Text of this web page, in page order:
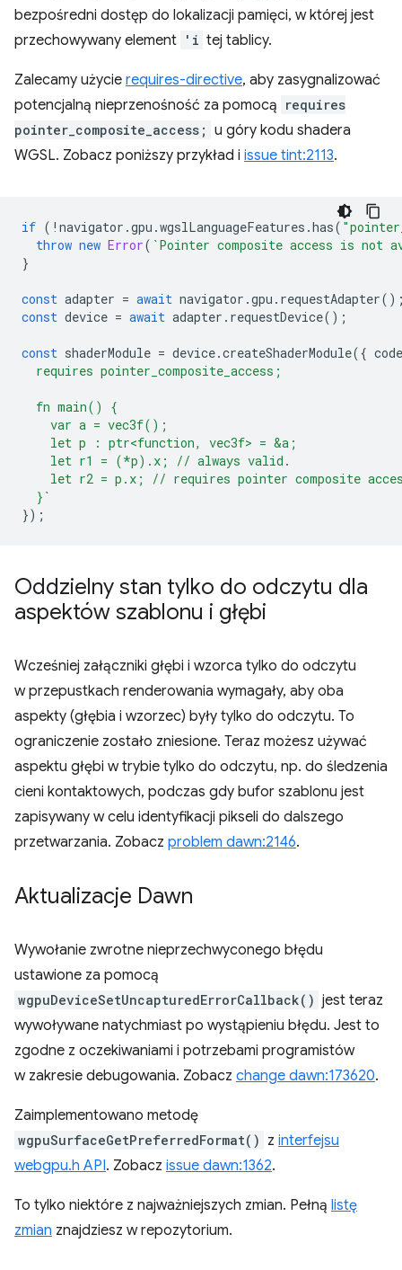
bezpośredni dostęp do lokalizacji pamięci, w której jest
przechowywany element 'i tej tablicy.
Zalecamy użycie requires-directive, aby zasygnalizować
potencjalną nieprzenośność za pomocą requires
pointer_composite_access; u góry kodu shadera
WGSL. Zobacz poniższy przykład i issue tint:2113.
if ( ! navigator .gpu .wgslLanguageFeatures .has(
throw new Error( `Pointer composite access is not
}
const adapter = await navigator .gpu . requestAdapter
const device = await adapter . requestDevice();
const shaderModule = device.createShaderModule({ code
  requires pointer_composite_access;
  fn main() {
    var a = vec3f();
    let p : ptr<function, vec3f> = &a;
    let r1 = (*p).x; // always valid.
let r2 = p.x; // requires pointer composite
  }`
});
Oddzielny stan tylko do odczytu dla
aspektów szablonu i głębi
Wcześniej załączniki głębi i wzorca tylko do odczytu
w przepustkach renderowania wymagały, aby oba
aspekty (głębia i wzorzec) były tylko do odczytu. To
ograniczenie zostało zniesione. Teraz możesz używać
aspektu głębi w trybie tylko do odczytu, np. do śledzenia
cieni kontaktowych, podczas gdy bufor szablonu jest
zapisywany w celu identyfikacji pikseli do dalszego
przetwarzania. Zobacz problem dawn:2146.
Aktualizacje Dawn
Wywołanie zwrotne nieprzechwyconego błędu
ustawione za pomocą
wgpuDeviceSetUncapturedErrorCallback() jest teraz
wywoływane natychmiast po wystąpieniu błędu. Jest to
zgodne z oczekiwaniami i potrzebami programistów
w zakresie debugowania. Zobacz change dawn:173620.
Zaimplementowano metodę
wgpuSurfaceGetPreferredFormat() z interfejsu
webgpu.h API. Zobacz issue dawn:1362.
To tylko niektóre z najważniejszych zmian. Pełną listę
zmian znajdziesz w repozytorium.